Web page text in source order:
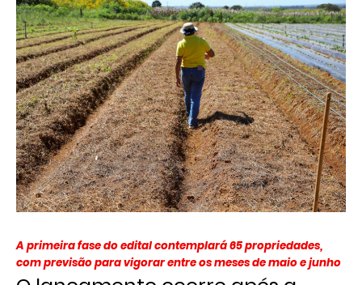
A primeira fase do edital contemplará 65 propriedades,
com previsão para vigorar entre os meses de maio e junho